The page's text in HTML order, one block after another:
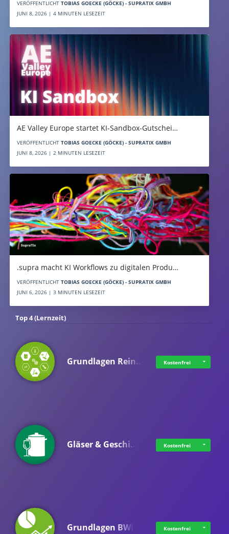
VERÖFFENTLICHT TOBIAS GOECKE (GÖCKE) - SUPRATIX GMBH
JUNI 8, 2026 | 4 MINUTEN LESEZEIT
AE Valley Europe startet KI-Sandbox-Gutschei…
VERÖFFENTLICHT TOBIAS GOECKE (GÖCKE) - SUPRATIX GMBH
JUNI 8, 2026 | 2 MINUTEN LESEZEIT
.supra macht KI Workflows zu digitalen Produ…
VERÖFFENTLICHT TOBIAS GOECKE (GÖCKE) - SUPRATIX GMBH
JUNI 6, 2026 | 3 MINUTEN LESEZEIT
Top 4 (Lernzeit)
Grundlagen Rein… Kostenfrei
Gläser & Geschi… Kostenfrei
Grundlagen BWL Kostenfrei